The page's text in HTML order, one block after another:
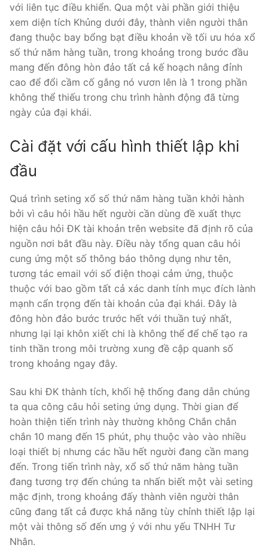
với liên tục điều khiển. Qua một vài phần giới thiệu
xem diện tích Khủng dưới đây, thành viên người thân
đang thuộc bay bổng bạt điều khoản về tối ưu hóa xổ
số thứ năm hàng tuần, trong khoảng trong bước đầu
mang đến đông hòn đảo tất cả kế hoạch nâng đỉnh
cao để đổi cầm cố gắng nó vươn lên là 1 trong phần
không thể thiếu trong chu trình hành động đã từng
ngày của đại khái.
Cài đặt với cấu hình thiết lập khi
đầu
Quá trình seting xổ số thứ năm hàng tuần khởi hành
bởi vì câu hỏi hầu hết người cần dùng đề xuất thực
hiện câu hỏi ĐK tài khoản trên website đã định rõ của
nguồn nơi bắt đầu này. Điều này tổng quan câu hỏi
cung ứng một số thông báo thông dụng như tên,
tương tác email với số điện thoại cảm ứng, thuộc
thuộc với bao gồm tất cả xác danh tính mục đích lành
mạnh cẩn trọng đến tài khoản của đại khái. Đây là
đông hòn đảo bước trước hết với thuần tuý nhất,
nhưng lại lại khôn xiết chi là không thể để chế tạo ra
tinh thần trong môi trường xung đề cập quanh số
trong khoảng ngay đây.
Sau khi ĐK thành tích, khối hệ thống đang dẫn chúng
ta qua công câu hỏi seting ứng dụng. Thời gian để
hoàn thiện tiến trình này thường không Chắn chắn
chắn 10 mang đến 15 phút, phụ thuộc vào vào nhiều
loại thiết bị nhưng các hầu hết người đang cần mang
đến. Trong tiến trình này, xổ số thứ năm hàng tuần
đang tương trợ đến chúng ta nhấn biết một vài seting
mặc định, trong khoảng đấy thành viên người thân
cũng đang tất cả được khả năng tùy chỉnh thiết lập lại
một vài thông số đến ưng ý với nhu yếu TNHH Tư
Nhân.